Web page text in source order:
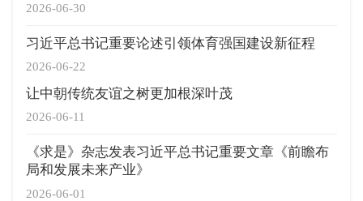
2026-06-30
2026-06-22
习近平总书记重要论述引领体育强国建设新征程
2026-06-11
让中朝传统友谊之树更加根深叶茂
2026-06-01
《求是》杂志发表习近平总书记重要文章《前瞻布
局和发展未来产业》